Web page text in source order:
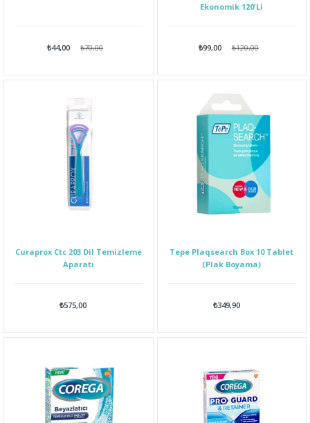
₺44,00 ₺70,00
Ekonomik 120'Li
₺99,00 ₺120,00
Curaprox Ctc 203 Dil Temizleme
Aparatı
₺575,00
Tepe Plaqsearch Box 10 Tablet
(Plak Boyama)
₺349,90